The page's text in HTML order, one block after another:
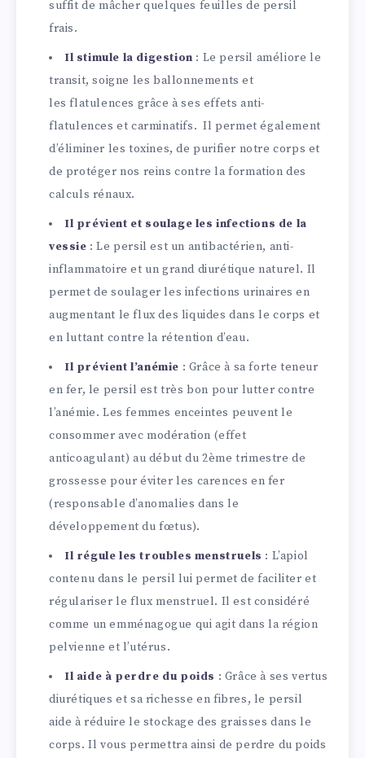
suffit de mâcher quelques feuilles de persil
frais.
Il stimule la digestion : Le persil améliore le
transit, soigne les ballonnements et
les flatulences grâce à ses effets anti-
flatulences et carminatifs. Il permet également
d’éliminer les toxines, de purifier notre corps et
de protéger nos reins contre la formation des
calculs rénaux.
Il prévient et soulage les infections de la
vessie : Le persil est un antibactérien, anti-
inflammatoire et un grand diurétique naturel. Il
permet de soulager les infections urinaires en
augmentant le flux des liquides dans le corps et
en luttant contre la rétention d’eau.
Il prévient l’anémie : Grâce à sa forte teneur
en fer, le persil est très bon pour lutter contre
l’anémie. Les femmes enceintes peuvent le
consommer avec modération (effet
anticoagulant) au début du 2ème trimestre de
grossesse pour éviter les carences en fer
(responsable d’anomalies dans le
développement du fœtus).
Il régule les troubles menstruels : L’apiol
contenu dans le persil lui permet de faciliter et
régulariser le flux menstruel. Il est considéré
comme un emménagogue qui agit dans la région
pelvienne et l’utérus.
Il aide à perdre du poids : Grâce à ses vertus
diurétiques et sa richesse en fibres, le persil
aide à réduire le stockage des graisses dans le
corps. Il vous permettra ainsi de perdre du poids